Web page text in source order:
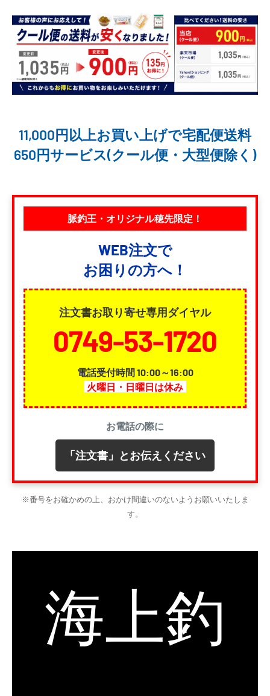
11,000円以上お買い上げで宅配便送料
650円サービス(クール便・大型便除く)
脈釣王・オリジナル穂先限定！
WEB注文で
お困りの方へ！
注文書お取り寄せ専用ダイヤル
0749-53-1720
電話受付時間 10:00～16:00
火曜日・日曜日は休み
お電話の際に
「注文書」とお伝えください
※番号をお確かめの上、おかけ間違いのないようお願いいたしま
す。
海上釣